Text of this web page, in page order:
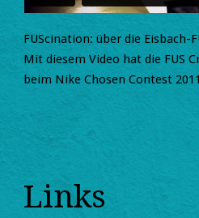
FUScination: über die Eisbach-
Mit diesem Video hat die FUS
beim Nike Chosen Contest
Links